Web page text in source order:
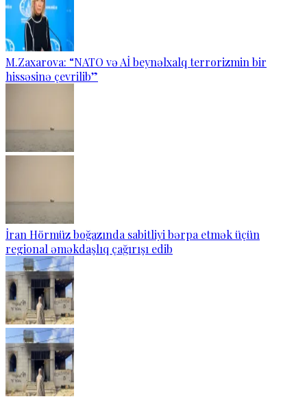
M.Zaxarova: “NATO və Aİ beynəlxalq terrorizmin bir
hissəsinə çevrilib”
İran Hörmüz boğazında sabitliyi bərpa etmək üçün
regional əməkdaşlıq çağırışı edib